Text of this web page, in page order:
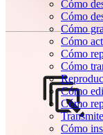
Cómo
Cómo
Cómo
Cómo
Cómo
Cómo
Cómo
Cómo
Cómo